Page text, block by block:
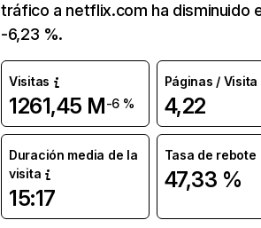
tráfico a netflix.com ha disminuido
-6,23 %.
Visitas
1261,45 M-6 %
Páginas / Visita
4,22
Duración media de la
visita
15:17
Tasa de rebote
47,33 %